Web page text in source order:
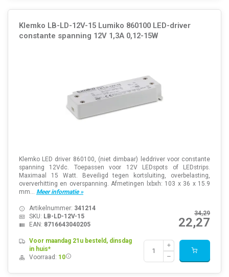
Klemko LB-LD-12V-15 Lumiko 860100 LED-driver
constante spanning 12V 1,3A 0,12-15W
Klemko LED driver 860100, (niet dimbaar) leddriver voor constante
spanning 12Vdc. Toepassen voor 12V LEDspots of LEDstrips.
Maximaal 15 Watt. Beveiligd tegen kortsluiting, overbelasting,
oververhitting en overspanning. Afmetingen lxbxh: 103 x 36 x 15.9
mm... Meer informatie »
34,29
22,27
Artikelnummer: 341214
SKU: LB-LD-12V-15
EAN: 8716643040205
Voor maandag 21u besteld, dinsdag
in huis*
Voorraad: 10